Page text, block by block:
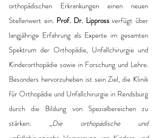
orthopädischen Erkrankungen einen neuen
Stellenwert ein. Prof. Dr. Lippross verfügt über
langjährige Erfahrung als Experte im gesamten
Spektrum der Orthopädie, Unfallchirurgie und
Kinderorthopädie sowie in Forschung und Lehre.
Besonders hervorzuheben ist sein Ziel, die Klinik
für Orthopädie und Unfallchirurgie in Rendsburg
durch die Bildung von Spezialbereichen zu
stärken: „Die orthopädische und